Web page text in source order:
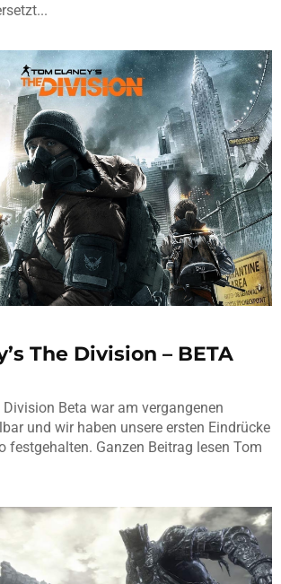
The Division – BETA
Beta war am vergangenen
und wir haben unsere ersten Eindrücke
festgehalten. Ganzen Beitrag lesen Tom